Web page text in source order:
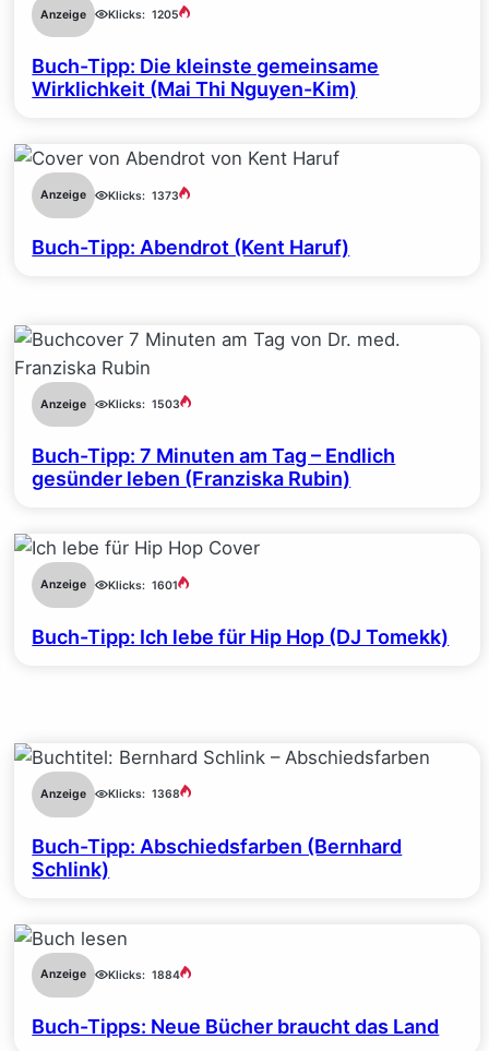
Anzeige Klicks: 1205
Buch-Tipp: Die kleinste gemeinsame
Wirklichkeit (Mai Thi Nguyen-Kim)
Anzeige Klicks: 1373
Buch-Tipp: Abendrot (Kent Haruf)
Anzeige Klicks: 1503
Buch-Tipp: 7 Minuten am Tag – Endlich
gesünder leben (Franziska Rubin)
Anzeige Klicks: 1601
Buch-Tipp: Ich lebe für Hip Hop (DJ Tomekk)
Anzeige Klicks: 1368
Buch-Tipp: Abschiedsfarben (Bernhard
Schlink)
Anzeige Klicks: 1884
Buch-Tipps: Neue Bücher braucht das Land